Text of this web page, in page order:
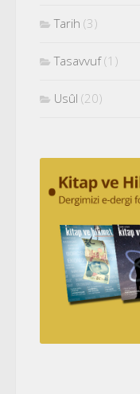
Tarih (3)
Tasavvuf(1)
Usûl (20)